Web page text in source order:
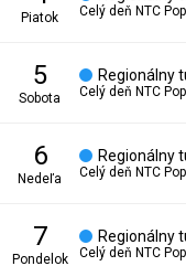
piatok Celý deň NTC
5
sobota
Regionálny
Celý deň NTC
6
nedeľa
Regionálny
Celý deň NTC
7
pondelok
Regionálny
Celý deň NTC